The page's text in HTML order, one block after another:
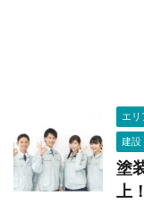
エリ
建設
塗
上